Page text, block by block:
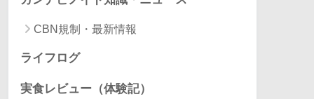
CBN規制・最新情報
ライフログ
実食レビュー（体験記）